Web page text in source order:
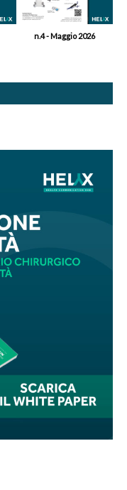
n.4 - Maggio 2026